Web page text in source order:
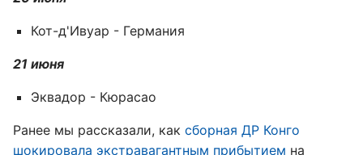
Кот-д'Ивуар - Германия
21 июня
Эквадор - Кюрасао
Ранее мы рассказали, как сборная ДР Конго
шокировала экстравагантным прибытием на